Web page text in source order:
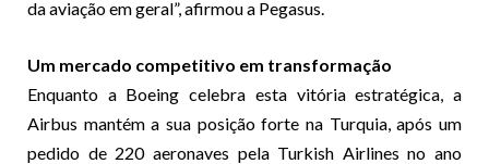
da aviação em geral”, afirmou a Pegasus.
Um mercado competitivo em transformação
Enquanto a Boeing celebra esta vitória estratégica, a
Airbus mantém a sua posição forte na Turquia, após um
pedido de 220 aeronaves pela Turkish Airlines no ano